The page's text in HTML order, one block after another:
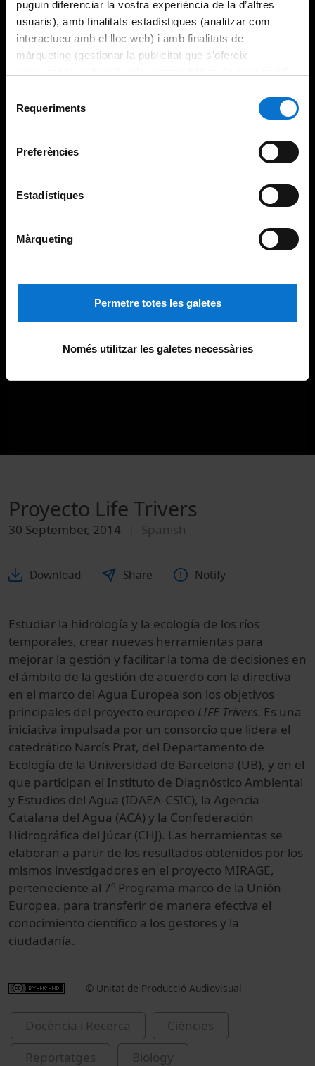
puguin diferenciar la vostra experiència de la d’altres
usuaris), amb finalitats estadístiques (analitzar com
interactueu amb el lloc web) i amb finalitats de
màrqueting (gestionar la publicitat que s’ofereix
consultar laPolítica de galetes del lloc web de la
Requeriments
Preferències
Estadístiques
Màrqueting
Permetre totes les galetes
Només utilitzar les galetes necessàries
Proyecto Life Trivers
30 September, 2014 Spanish
Download Share Notify
Estudiar la hidrología y la ecología de los ríos
temporales, crear nuevas herramientas para
mejorar la gestión y facilitar la toma de decisiones en
el ámbito de la gestión de acuerdo con la directiva
en el marco del Agua Europea son los objetivos
principales del proyecto europeo LIFE Trivers. Es una
iniciativa impulsada por un consorcio que lidera el
catedrático Narcís Prat, del Departamento de
Ecología de la Universidad de Barcelona (UB), y en el
que participan el Instituto de Diagnóstico Ambiental
y Estudios del Agua (IDAEA-CSIC), la Agencia
Catalana del Agua (ACA) y la Confederación
Hidrográfica del Júcar (CHJ). Las herramientas se
elaboran a partir de los resultados obtenidos por los
mismos investigadores en el proyecto MIRAGE,
perteneciente al 7º Programa marco de la Unión
Europea, para transferir de manera efectiva el
conocimiento científico a los gestores y la
ciudadanía.
© Unitat de Producció Audiovisual
Docència i Recerca
Ciències
Reportatges
Biology